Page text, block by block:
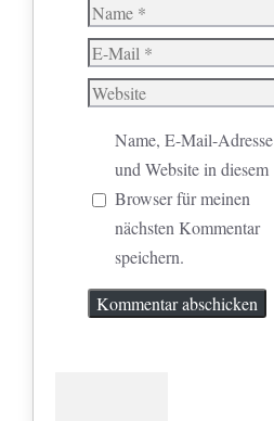
Name
E-
Mail
Website
Name, E-Mail-Adresse
und Website in diesem
Browser für meinen
nächsten Kommentar
speichern.